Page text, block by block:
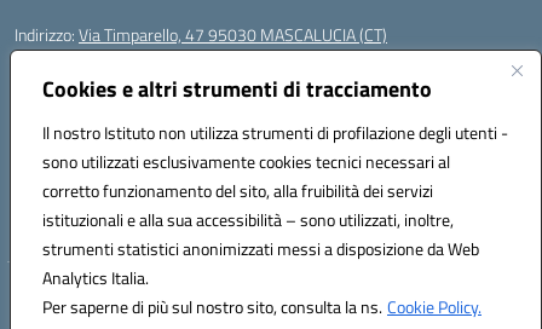
Cookies e altri strumenti di tracciamento
Il nostro Istituto non utilizza strumenti di profilazione degli utenti -
sono utilizzati esclusivamente cookies tecnici necessari al
corretto funzionamento del sito, alla fruibilità dei servizi
istituzionali e alla sua accessibilità – sono utilizzati, inoltre,
strumenti statistici anonimizzati messi a disposizione da Web
Analytics Italia.
Per saperne di più sul nostro sito, consulta la ns.Cookie Policy.
Indirizzo:Via Timparello, 47 95030 MASCALUCIA (CT)
Centralino:
Posta elettronica certificata (PEC):ctic8bc002@pec.istruzione.it
Codice fiscale: 93238350875
Codice meccanografico:ctic8bc002
Codice Indice delle Pubbliche Amministrazioni (IPA): istsc_ctic8bc002
Codice unico di fatturazione (CUF): 2PO2JW
Hosting & Powered by 3D Solution S.r.l.